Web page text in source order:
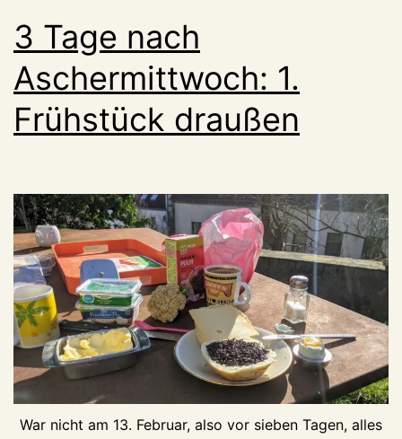
3 Tage nach
Aschermittwoch: 1.
Frühstück draußen
War nicht am 13. Februar, also vor sieben Tagen, alles